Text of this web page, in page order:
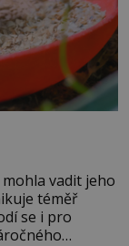
vadit jeho
téměř
se i pro